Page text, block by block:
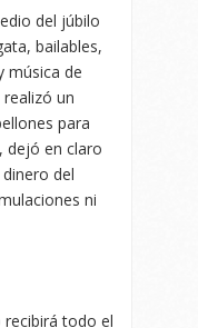
del júbilo
bailables,
música de
un
para
dejó en claro
del
ni
recibirá todo el